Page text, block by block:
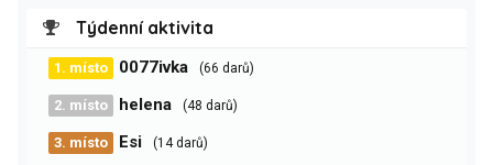
Týdenní aktivita
1. místo 0077ivka (66 darů)
2. místo helena (48 darů)
3. místo Esi (14 darů)